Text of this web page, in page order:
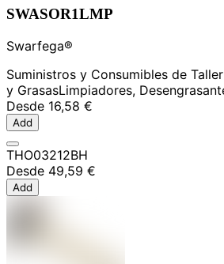
SWASOR1LMP
Swarfega®
Suministros y Consumibles de Taller
y GrasasLimpiadores,
Desde 16,58 €
Add
THO03212BH
Desde 49,59 €
Add